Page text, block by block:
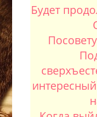
Будет